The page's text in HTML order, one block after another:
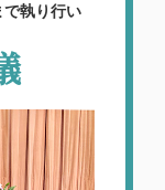
した。
思いま
で執り行い